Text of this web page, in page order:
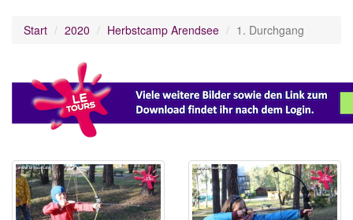
Start 2020 Herbstcamp Arendsee 1. Durchgang